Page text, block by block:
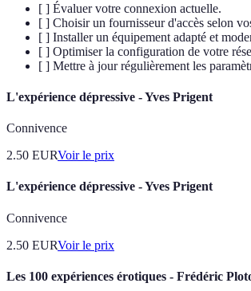
[ ] Évaluer votre connexion actuelle.
[ ] Choisir un fournisseur d'accès selon
[ ] Installer un équipement adapté et
[ ] Optimiser la configuration de votre
[ ] Mettre à jour régulièrement les
L'expérience dépressive - Yves Prigent
Connivence
2.50 EURVoir le prix
L'expérience dépressive - Yves Prigent
Connivence
2.50 EURVoir le prix
Les 100 expériences érotiques - Frédéric